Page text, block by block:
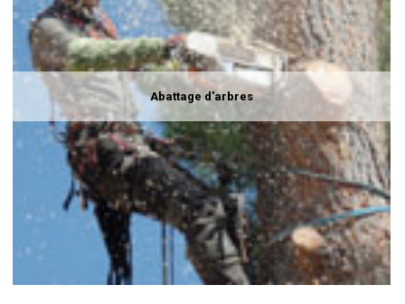
Abattage d'arbres